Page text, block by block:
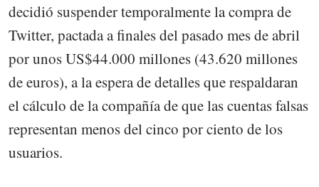
decidió suspender temporalmente la compra de
Twitter, pactada a finales del pasado mes de abril
por unos US$44.000 millones (43.620 millones
de euros), a la espera de detalles que respaldaran
el cálculo de la compañía de que las cuentas falsas
representan menos del cinco por ciento de los
usuarios.